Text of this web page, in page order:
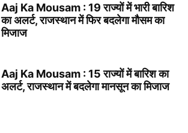
Aaj Ka Mousam : 19 राज्यों में भारी बारिश
का अलर्ट, राजस्थान में फिर बदलेगा मौसम का
मिजाज
Aaj Ka Mousam : 15 राज्यों में बारिश का
अलर्ट, राजस्थान में बदलेगा मानसून का मिजाज